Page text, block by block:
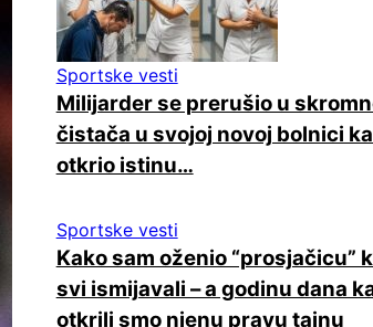
Sportske vesti
Milijarder se prerušio u
čistača u svojoj novoj bolnici
otkrio istinu…
Sportske vesti
Kako sam oženio “prosjačicu”
svi ismijavali – a godinu dana
otkrili smo njenu pravu tajnu